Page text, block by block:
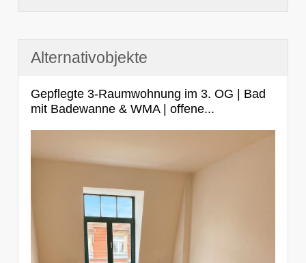
Alternativobjekte
Gepflegte 3-Raumwohnung im 3. OG | Bad
mit Badewanne & WMA | offene...